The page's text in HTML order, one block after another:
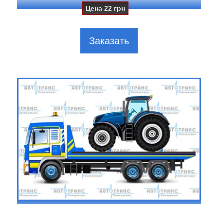
Цена22 грн
Заказать